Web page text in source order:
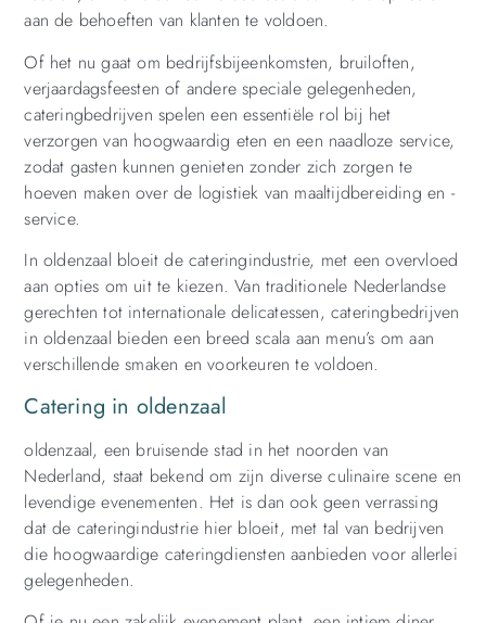
aan de behoeften van klanten te voldoen.
Of het nu gaat om bedrijfsbijeenkomsten, bruiloften,
verjaardagsfeesten of andere speciale gelegenheden,
cateringbedrijven spelen een essentiële rol bij het
verzorgen van hoogwaardig eten en een naadloze service,
zodat gasten kunnen genieten zonder zich zorgen te
hoeven maken over de logistiek van maaltijdbereiding en -
service.
In oldenzaal bloeit de cateringindustrie, met een overvloed
aan opties om uit te kiezen. Van traditionele Nederlandse
gerechten tot internationale delicatessen, cateringbedrijven
in oldenzaal bieden een breed scala aan menu’s om aan
verschillende smaken en voorkeuren te voldoen.
Catering in oldenzaal
oldenzaal, een bruisende stad in het noorden van
Nederland, staat bekend om zijn diverse culinaire scene en
levendige evenementen. Het is dan ook geen verrassing
dat de cateringindustrie hier bloeit, met tal van bedrijven
die hoogwaardige cateringdiensten aanbieden voor allerlei
gelegenheden.